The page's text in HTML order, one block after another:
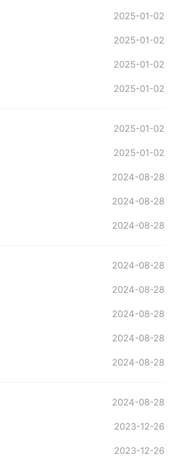
2025-01-02
2025-01-02
2025-01-02
2025-01-02
2025-01-02
2025-01-02
2024-08-28
2024-08-28
2024-08-28
2024-08-28
2024-08-28
2024-08-28
2024-08-28
2024-08-28
2024-08-28
2023-12-26
2023-12-26